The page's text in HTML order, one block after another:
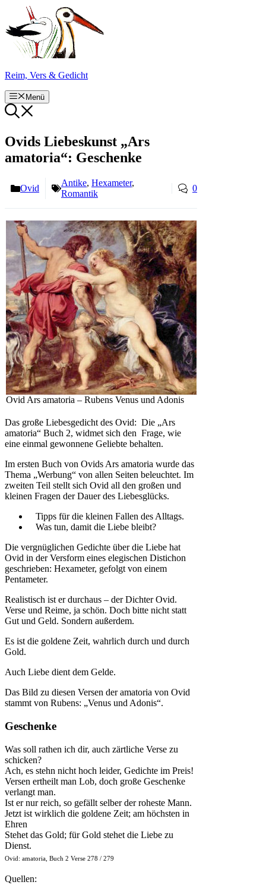
springen
Reim, Vers & Gedicht
Menü
Ovids Liebeskunst „Ars
amatoria“: Geschenke
Ovid
Antike, Hexameter,
Romantik
0
Ovid Ars amatoria – Rubens Venus und Adonis
Das große Liebesgedicht des Ovid: Die „Ars
amatoria“ Buch 2, widmet sich den Frage, wie
eine einmal gewonnene Geliebte behalten.
Im ersten Buch von Ovids Ars amatoria wurde das
Thema „Werbung“ von allen Seiten beleuchtet. Im
zweiten Teil stellt sich Ovid all den großen und
kleinen Fragen der Dauer des Liebesglücks.
Tipps für die kleinen Fallen des Alltags.
Was tun, damit die Liebe bleibt?
Die vergnüglichen Gedichte über die Liebe hat
Ovid in der Versform eines elegischen Distichon
geschrieben: Hexameter, gefolgt von einem
Pentameter.
Realistisch ist er durchaus – der Dichter Ovid.
Verse und Reime, ja schön. Doch bitte nicht statt
Gut und Geld. Sondern außerdem.
Es ist die goldene Zeit, wahrlich durch und durch
Gold.
Auch Liebe dient dem Gelde.
Das Bild zu diesen Versen der amatoria von Ovid
stammt von Rubens: „Venus und Adonis“.
Geschenke
Was soll rathen ich dir, auch zärtliche Verse zu
schicken?
Ach, es stehn nicht hoch leider, Gedichte im Preis!
Versen ertheilt man Lob, doch große Geschenke
verlangt man.
Ist er nur reich, so gefällt selber der roheste Mann.
Jetzt ist wirklich die goldene Zeit; am höchsten in
Ehren
Stehet das Gold; für Gold stehet die Liebe zu
Dienst.
Ovid: amatoria, Buch 2 Verse 278 / 279
Quellen: